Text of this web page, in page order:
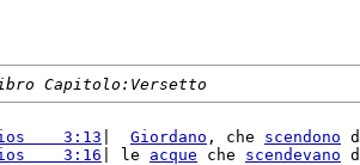
Capitolo:Versetto
3:13 Giordano , che scendono
3:16 | le acque che scendevano